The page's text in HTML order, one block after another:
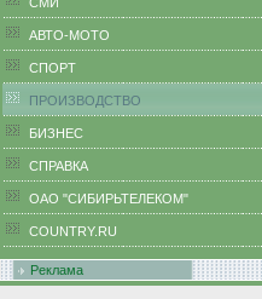
АВТО-МОТО
СПОРТ
ПРОИЗВОДСТВО
БИЗНЕС
CПРАВКА
ОАО "СИБИРЬТЕЛЕКОМ"
COUNTRY.RU
Реклама